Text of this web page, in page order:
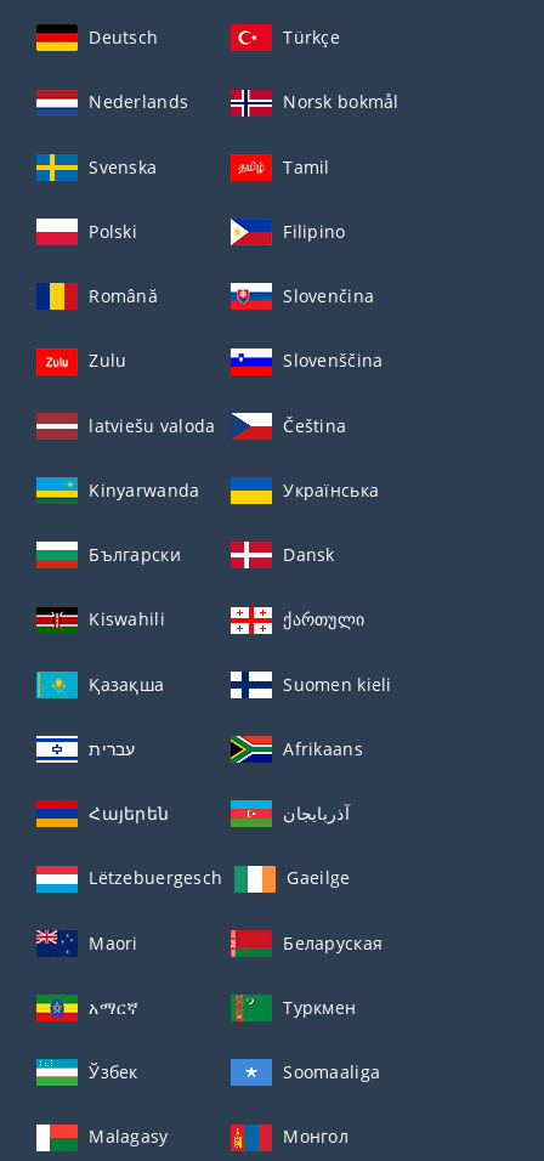
Deutsch Türkçe
Nederlands Norsk bokmål
Svenska Tamil
Polski Filipino
Română Slovenčina
Zulu Slovenščina
latviešu valoda Čeština
Kinyarwanda Українська
Български Dansk
Kiswahili ქართული
Қазақша Suomen kieli
עברית Afrikaans
Հայերեն آذربايجان
Lëtzebuergesch Gaeilge
Maori Беларуская
አማርኛ Туркмен
Ўзбек Soomaaliga
Malagasy Монгол